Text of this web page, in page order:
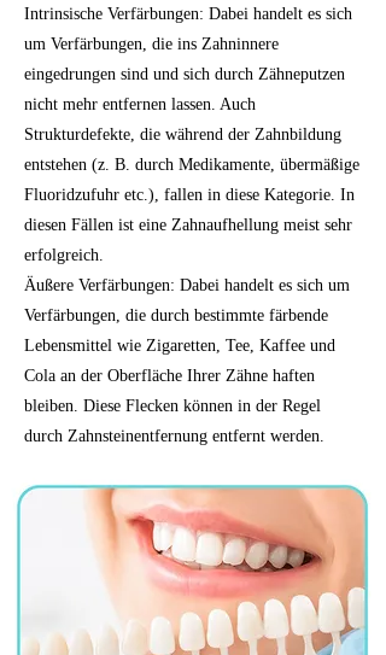
Intrinsische Verfärbungen: Dabei handelt es sich
um Verfärbungen, die ins Zahninnere
eingedrungen sind und sich durch Zähneputzen
nicht mehr entfernen lassen. Auch
Strukturdefekte, die während der Zahnbildung
entstehen (z. B. durch Medikamente, übermäßige
Fluoridzufuhr etc.), fallen in diese Kategorie. In
diesen Fällen ist eine Zahnaufhellung meist sehr
erfolgreich.
Äußere Verfärbungen: Dabei handelt es sich um
Verfärbungen, die durch bestimmte färbende
Lebensmittel wie Zigaretten, Tee, Kaffee und
Cola an der Oberfläche Ihrer Zähne haften
bleiben. Diese Flecken können in der Regel
durch Zahnsteinentfernung entfernt werden.